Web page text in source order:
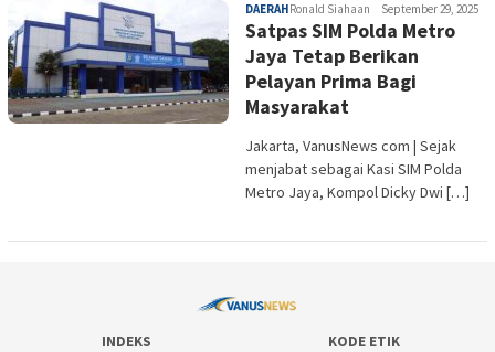
DAERAHRonald Siahaan September 29, 2025
Satpas SIM Polda Metro
Jaya Tetap Berikan
Pelayan Prima Bagi
Masyarakat
Jakarta, VanusNews com | Sejak
menjabat sebagai Kasi SIM Polda
Metro Jaya, Kompol Dicky Dwi […]
INDEKS
KODE ETIK